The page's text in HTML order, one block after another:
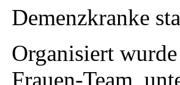
Demenzkranke
Organisiert
Frauen-Team,